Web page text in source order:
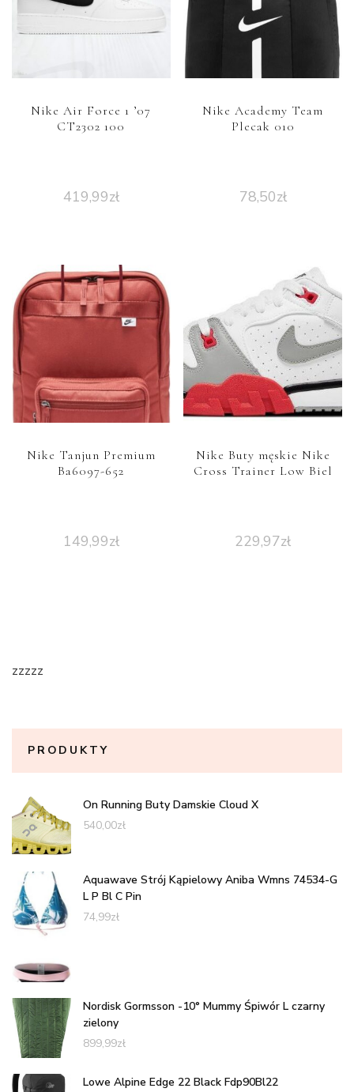
Nike Air Force 1 ’07
CT2302 100
419,99zł
Nike Academy Team
Plecak 010
78,50zł
Nike Tanjun Premium
Ba6097-652
149,99zł
Nike Buty męskie Nike
Cross Trainer Low Biel
229,97zł
zzzzz
PRODUKTY
On Running Buty Damskie Cloud X
540,00zł
Aquawave Strój Kąpielowy Aniba Wmns 74534-G
L P Bl C Pin
74,99zł
Nordisk Gormsson -10° Mummy Śpiwór L czarny
zielony
899,99zł
Lowe Alpine Edge 22 Black Fdp90Bl22